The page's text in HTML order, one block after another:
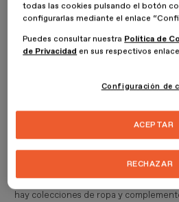
Moda basada en la
Conocemos sobre todo a diseñadores
colecciones completas basadas en su
hay colecciones de ropa y
todas las cookies pulsando el botón
configurarlas mediante el enlace
Puedes consultar nuestra Política de
de Privacidad en sus respectivos
Configuración de
RECHAZAR
ACEPTAR